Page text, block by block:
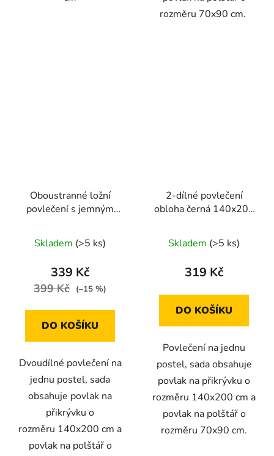
rozměru 70x90 cm.
Oboustranné ložní
povlečení s jemným
motivem v pastelových
barvách 140 × 200 cm /
Skladem (>5 ks)
339 Kč
399 Kč (–15 %)
DO KOŠÍKU
Dvoudílné povlečení na
jednu postel, sada
obsahuje povlak na
přikrývku o
rozměru 140x200 cm a
povlak na polštář o
2-dílné povlečení
obloha černá 140x200
Skladem (>5 ks)
319 Kč
DO KOŠÍKU
Povlečení na jednu
postel, sada obsahuje
povlak na přikrývku o
rozměru 140x200 cm a
povlak na polštář o
rozměru 70x90 cm.